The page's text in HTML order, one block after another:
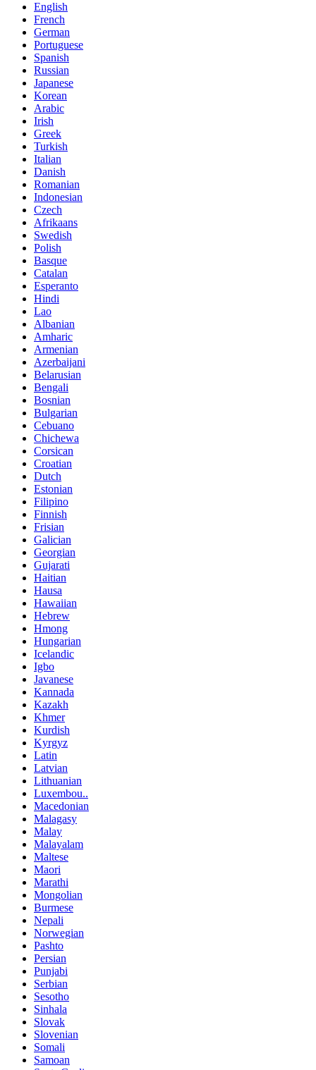
English
French
German
Portuguese
Spanish
Russian
Japanese
Korean
Arabic
Irish
Greek
Turkish
Italian
Danish
Romanian
Indonesian
Czech
Afrikaans
Swedish
Polish
Basque
Catalan
Esperanto
Hindi
Lao
Albanian
Amharic
Armenian
Azerbaijani
Belarusian
Bengali
Bosnian
Bulgarian
Cebuano
Chichewa
Corsican
Croatian
Dutch
Estonian
Filipino
Finnish
Frisian
Galician
Georgian
Gujarati
Haitian
Hausa
Hawaiian
Hebrew
Hmong
Hungarian
Icelandic
Igbo
Javanese
Kannada
Kazakh
Khmer
Kurdish
Kyrgyz
Latin
Latvian
Lithuanian
Luxembou..
Macedonian
Malagasy
Malay
Malayalam
Maltese
Maori
Marathi
Mongolian
Burmese
Nepali
Norwegian
Pashto
Persian
Punjabi
Serbian
Sesotho
Sinhala
Slovak
Slovenian
Somali
Samoan